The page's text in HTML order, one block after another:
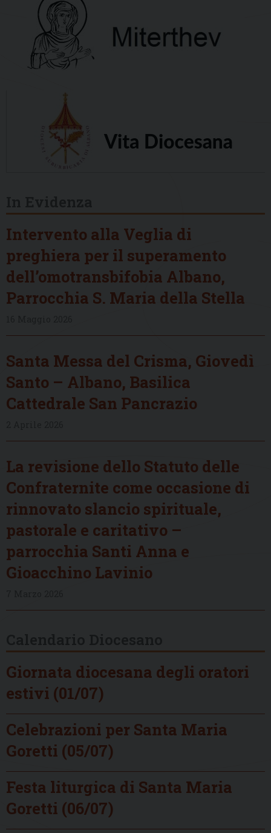
Intervento alla Veglia di
preghiera per il superamento
dell’omotransbifobia Albano,
Parrocchia S. Maria della Stella
Santa Messa del Crisma, Giovedì
Santo – Albano, Basilica
Cattedrale San Pancrazio
La revisione dello Statuto delle
Confraternite come occasione di
rinnovato slancio spirituale,
pastorale e caritativo –
parrocchia Santi Anna e
Gioacchino Lavinio
Giornata diocesana degli oratori
estivi (01/07)
Celebrazioni per Santa Maria
Goretti (05/07)
Festa liturgica di Santa Maria
Goretti (06/07)